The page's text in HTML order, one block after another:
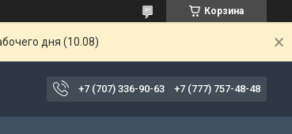
Корзина
дня (10.08)
+7 (707) 336-90-63 +7 (777) 757-48-48